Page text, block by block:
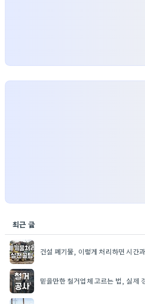
최근 글
건설 폐기물, 이렇게 처리하면 시간
믿을만한 철거업체 고르는 법, 실제